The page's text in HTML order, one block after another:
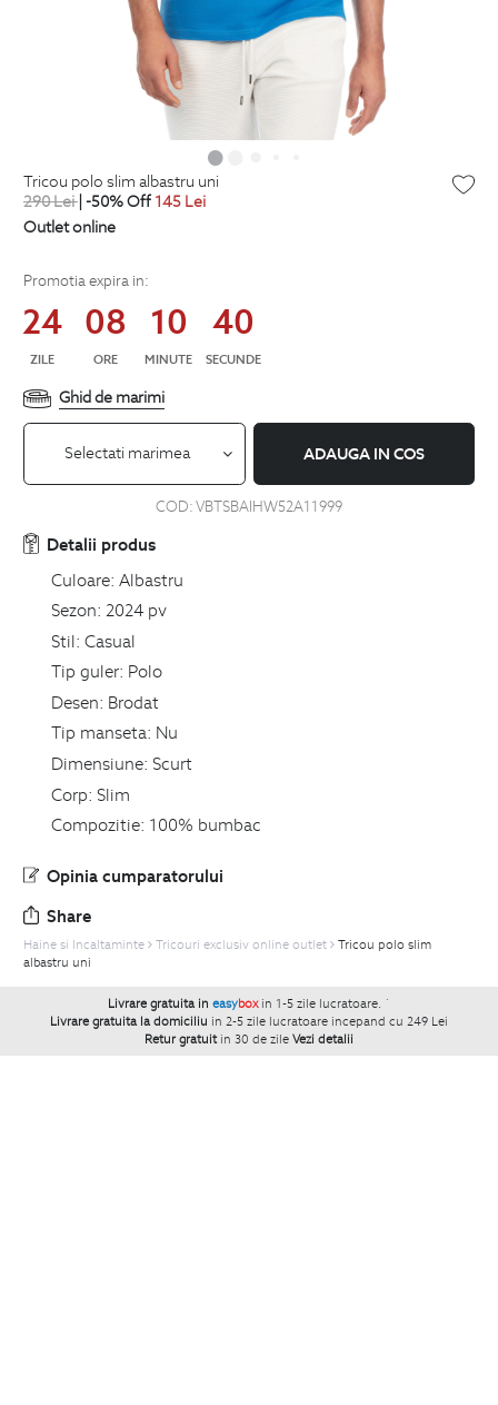
tricou polo slim albastru uni
290Lei | -50% Off 145 Lei
Outlet online
Promotia expira in:
24
ZILE
08
ORE
10
MINUTE
39
SECUNDE
Ghid de marimi
Selectati marimea ADAUGA IN COS
COD:VBTSBAIHW52A11999
Detalii produs
Culoare: Albastru
Sezon: 2024 pv
Stil: Casual
Tip guler: Polo
Desen: Brodat
Tip manseta: Nu
Dimensiune: Scurt
Corp: Slim
Compozitie: 100% bumbac
Opinia cumparatorului
Share
Haine si Incaltaminte Tricouri exclusiv online outlet
Tricou polo slim
albastru uni
Livrare gratuita in easybox in 1-5 zile lucratoare. `
Livrare gratuita la domiciliu in 2-5 zile lucratoare incepand cu 249 Lei
Retur gratuit in 30 de zile Vezi detalii